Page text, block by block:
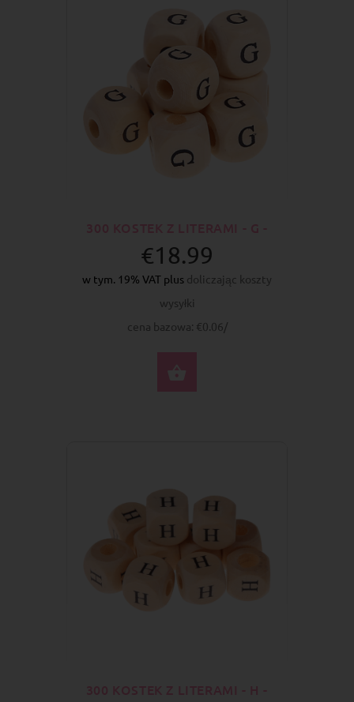
€18.99
w tym. 19% VAT plus doliczając koszty
wysyłki
cena bazowa: €0.06/